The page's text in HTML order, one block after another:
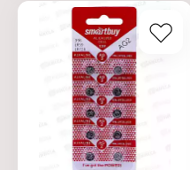
Химическое свойство:
алкалиновая (щелочная)
Напряжение: 1,5 В
Количество в упаковке:
Размер: 11,6х11,6x4,2 мм
Условия хранения: от -20
до +35 С
Взаимозаместимость:
386, LR43, LR1142
Упаковка: блистер